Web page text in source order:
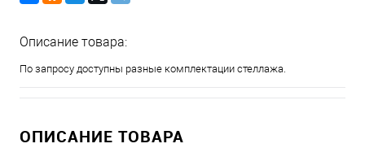
Описание товара:
По запросу доступны разные комплектации стеллажа.
ОПИСАНИЕ ТОВАРА